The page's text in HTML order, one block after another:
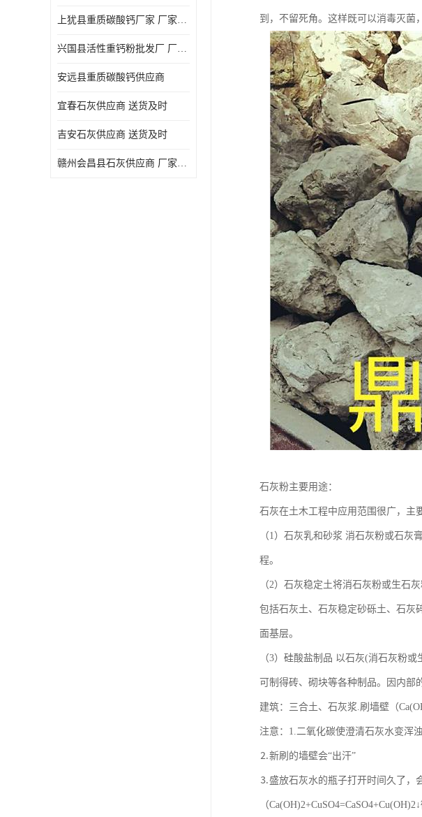
上犹县重质碳酸钙厂家 厂家供应 欢迎电话咨询
兴国县活性重钙粉批发厂 厂家供应 欢迎电话咨询
安远县重质碳酸钙供应商
宜春石灰供应商 送货及时
吉安石灰供应商 送货及时
赣州会昌县石灰供应商 厂家供应
到，不留死角。这样既可以消毒灭菌
石灰粉主要用途：
石灰在土木工程中应用范围很广，主
（1）石灰乳和砂浆 消石灰粉或石
程。
（2）石灰稳定土将消石灰粉或生石
包括石灰土、石灰稳定砂砾土、石灰
面基层。
（3）硅酸盐制品 以石灰(消石灰粉
可制得砖、砌块等各种制品。因内部
建筑：三合土、石灰浆.刷墙壁（
注意：1.二氧化碳使澄清石灰水变浑浊
⒉新刷的墙壁会“出汗”
⒊盛放石灰水的瓶子打开时间久了，
（